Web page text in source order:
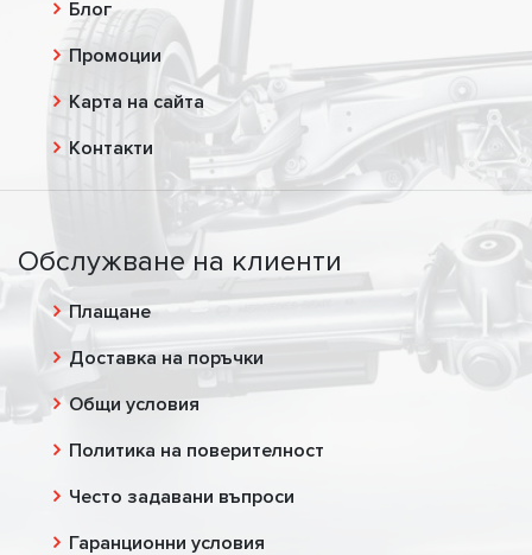
Блог
Промоции
Карта на сайта
Контакти
Обслужване на клиенти
Плащане
Доставка на поръчки
Общи условия
Политика на поверителност
Често задавани въпроси
Гаранционни условия